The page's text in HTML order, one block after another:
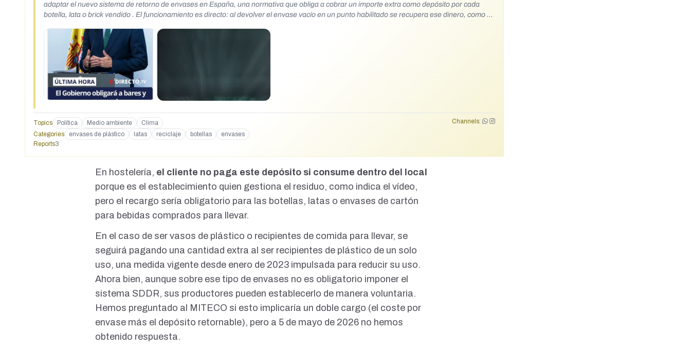
adaptar el nuevo sistema de retorno de envases en España, una normativa que obliga a cobrar un importe extra como depósito por cada
botella, lata o brick vendido . El funcionamiento es directo: al devolver el envase vacío en un punto habilitado se recupera ese dinero, como ya
alimentación serán los principales afectados por la medida . Sin embargo, el sector de hostelería cuenta con excepciones importantes .
Bares, restaurantes y cafeterías estarán exentos de cobrar este depósito si la bebida se consume en la propia mesa o en barra, ya que al
recoger los envases, el propio local se encarga de la gestión de ese residuo . Pero atención, en el caso de vender bebidas para llevar, el
establecimiento sí tendrá que aplicar el recargo obligatorio . Además, los locales deberán permitir que el cliente lleve sus propios recipientes
rellenables para llevarse las sobras . ¿Qué te parece?
Topics Política Medio ambiente Clima
Channels:
Categories
envases de plástico latas reciclaje botellas
envases
Reports3
En hostelería, el cliente no paga este depósito si consume dentro del local
porque es el establecimiento quien gestiona el residuo, como indica el vídeo,
pero el recargo sería obligatorio para las botellas, latas o envases de cartón
para bebidas comprados para llevar.
En el caso de servasos de plástico o recipientes de comida para llevar, se
seguirá pagando una cantidad extra al ser recipientes de plástico de un solo
uso, una medidavigente desde enero de 2023 impulsada para reducir su uso.
Ahora bien, aunque sobre ese tipo de envases no es obligatorio imponer el
sistema SDDR, sus productores pueden establecerlo de manera voluntaria.
Hemos preguntado al MITECO si esto implicaría un doble cargo (el coste por
envase más el depósito retornable), pero a 5 de mayo de 2026 no hemos
obtenido respuesta.